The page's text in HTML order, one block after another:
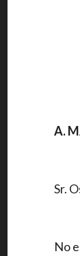
A.
Sr.
No